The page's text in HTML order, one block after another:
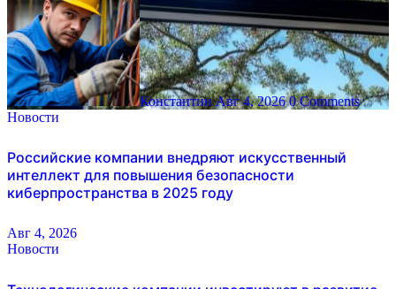
КонстантинАвг 4, 2026 0 Comments
Новости
Российские компании внедряют искусственный
интеллект для повышения безопасности
киберпространства в 2025 году
Авг 4, 2026
Новости